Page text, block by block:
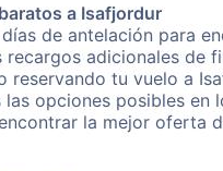
a Isafjordur
de antelación para
adicionales de
reservando tu vuelo a
opciones posibles
la mejor oferta